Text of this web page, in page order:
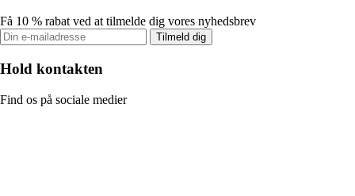
Få 10 % rabat ved at tilmelde dig vores nyhedsbrev
Tilmeld dig
Hold kontakten
Find os på sociale medier